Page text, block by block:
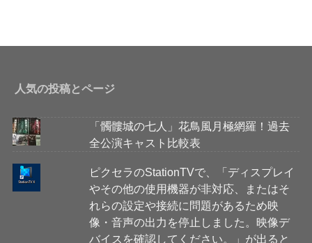
人気の投稿とページ
「髑髏城の七人」花鳥風月極網羅！過去
全公演キャスト比較表
ピクセラのStationTVで、「ディスプレイ
やその他の使用機器が非対応、またはそ
れらの設定や接続に問題があるため映
像・音声の出力を停止しました。映像デ
バイスを確認してください。」が出ると